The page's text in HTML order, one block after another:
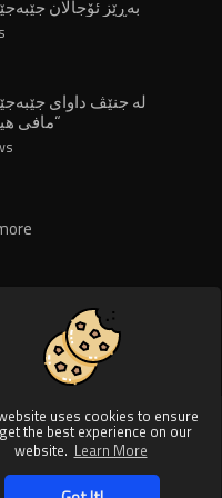
uses cookies to ensure
the best experience on our
website. Learn More
بەڕێز ئۆجالان
پڕۆسەی ئاشتیی
لە جنێڤ داوای
“مافی
All rights reserved.